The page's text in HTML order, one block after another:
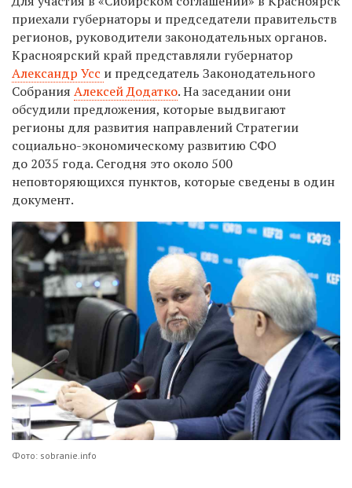
приехали губернаторы и председатели правительств
регионов, руководители законодательных органов.
Красноярский край представляли губернатор
Александр Усс и председатель Законодательного
Собрания Алексей Додатко. На заседании они
обсудили предложения, которые выдвигают
регионы для развития направлений Стратегии
социально-экономическому развитию СФО
до 2035 года. Сегодня это около 500
неповторяющихся пунктов, которые сведены в один
документ.
Фото: sobranie.info